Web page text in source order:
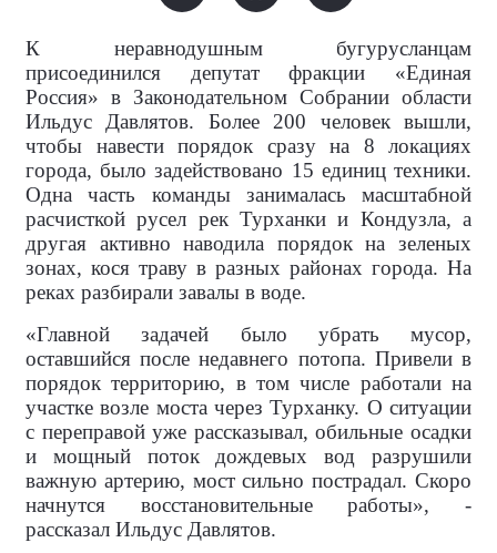
К неравнодушным бугурусланцам
присоединился депутат фракции «Единая
Россия» в Законодательном Собрании области
Ильдус Давлятов. Более 200 человек вышли,
чтобы навести порядок сразу на 8 локациях
города, было задействовано 15 единиц техники.
Одна часть команды занималась масштабной
расчисткой русел рек Турханки и Кондузла, а
другая активно наводила порядок на зеленых
зонах, кося траву в разных районах города. На
реках разбирали завалы в воде.
«Главной задачей было убрать мусор,
оставшийся после недавнего потопа. Привели в
порядок территорию, в том числе работали на
участке возле моста через Турханку. О ситуации
с переправой уже рассказывал, обильные осадки
и мощный поток дождевых вод разрушили
важную артерию, мост сильно пострадал. Скоро
начнутся восстановительные работы», -
рассказал Ильдус Давлятов.